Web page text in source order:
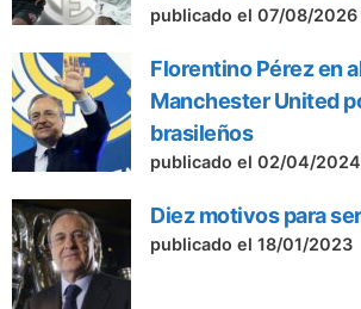
publicado el 07/08/2026
Florentino Pérez en
Manchester United
brasileños
publicado el 02/04/2024
Diez motivos para
publicado el 18/01/2023